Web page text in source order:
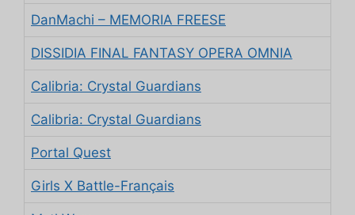
DanMachi – MEMORIA FREESE
DISSIDIA FINAL FANTASY OPERA OMNIA
Calibria: Crystal Guardians
Calibria: Crystal Guardians
Portal Quest
Girls X Battle-Français